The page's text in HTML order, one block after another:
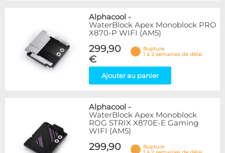
Alphacool -
WaterBlock Apex Monoblock PRO
X870-P WIFI (AM5)
299,90
€
Rupture
1 à 2 semaines de délai
Ajouter au panier
Alphacool -
WaterBlock Apex Monoblock
ROG STRIX X870E-E Gaming
WIFI (AM5)
299,90
Rupture